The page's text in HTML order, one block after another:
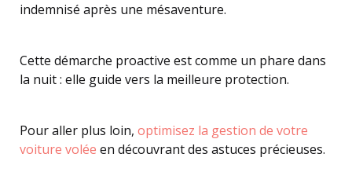
indemnisé après une mésaventure.
Cette démarche proactive est comme un phare dans
la nuit : elle guide vers la meilleure protection.
Pour aller plus loin, optimisez la gestion de votre
voiture volée en découvrant des astuces précieuses.